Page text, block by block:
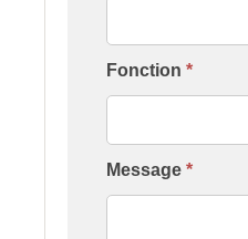
Fonction *
Message *